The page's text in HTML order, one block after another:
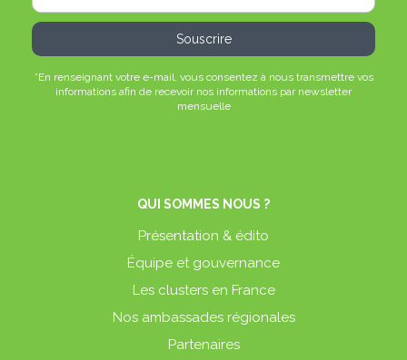
*En renseignant votre e-mail, vous consentez à nous transmettre vos
informations afin de recevoir nos informations par newsletter
mensuelle
QUI SOMMES NOUS ?
Présentation & édito
Équipe et gouvernance
Les clusters en France
Nos ambassades régionales
Partenaires